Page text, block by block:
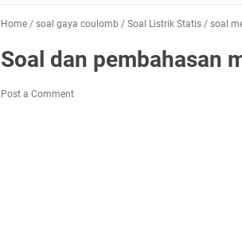
Home / soal gaya coulomb / Soal Listrik Statis / soal
Soal dan pembahasan
Post a Comment